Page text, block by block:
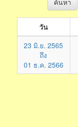
ค้นหา
วัน
23 มิ.ย. 2565
ถึง
01 ธ.ค. 2566